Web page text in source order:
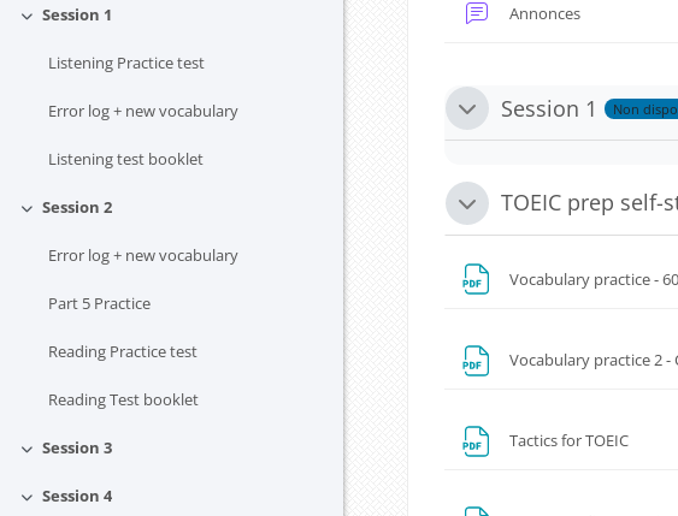
Replier
Session 1
Listening Practice test
Error log + new vocabulary
Listening test booklet
Replier
Session 2
Error log + new vocabulary
Part 5 Practice
Reading Practice test
Reading Test booklet
Replier
Session 3
Replier
Session 4
Annonces
ReplierSession 1 Non
ReplierTOEIC prep self-
Vocabulary practice -
Vocabulary practice 2
Tactics for TOEIC